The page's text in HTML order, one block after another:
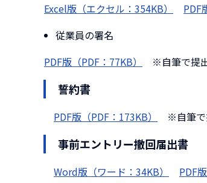
Excel版（エクセル：354KB）
PDF
従業員の署名
PDF版（PDF：77KB）
※自筆で提
誓約書
PDF版（PDF：173KB） ※自筆で
事前エントリー撤回届出書
Word版（ワード：34KB） PDF